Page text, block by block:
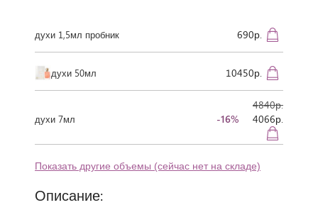
духи 1,5мл пробник 690р.
духи 50мл 10450р.
духи 7мл -16%
4840р.
4066р.
Показать другие объемы (сейчас нет на складе)
Описание: